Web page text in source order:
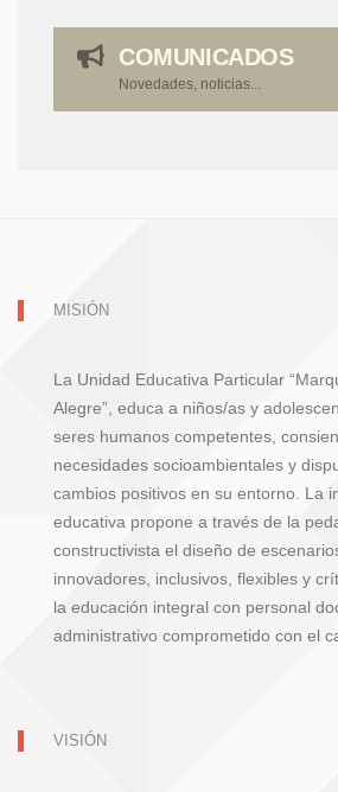
COMUNICADOS
Novedades, noticias...
MISIÓN
La Unidad Educativa Particular
Alegre”, educa a niños/as y
seres humanos competentes,
necesidades socioambientales y
cambios positivos en su entorno. La
educativa propone a través de la
constructivista el diseño de
innovadores, inclusivos, flexibles y
la educación integral con personal
administrativo comprometido con el
VISIÓN